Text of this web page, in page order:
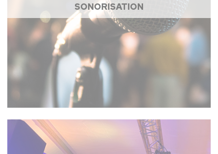
SONORISATION